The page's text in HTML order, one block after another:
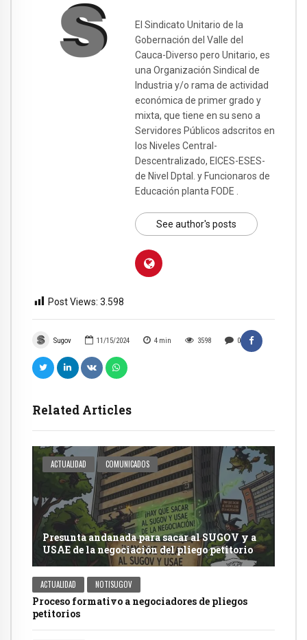
Sugov 11/15/2024 4 min 3598 0
Related Articles
ACTUALIDAD COMUNICADOS
Presunta andanada para sacar al SUGOV y a
USAE de la negociación del pliego petitorio
ACTUALIDAD NOTISUGOV
Proceso formativo a negociadores de pliegos
petitorios
El Sindicato Unitario de la
Gobernación del Valle del
Cauca-Diverso pero Unitario, es
una Organización Sindical de
Industria y/o rama de actividad
económica de primer grado y
mixta, que tiene en su seno a
Servidores Públicos adscritos en
los Niveles Central-
Descentralizado, EICES-ESES-
de Nivel Dptal. y Funcionaros de
Educación planta FODE .
See author's posts
Post Views: 3.598